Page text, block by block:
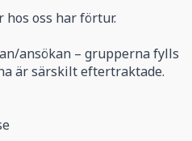
hos oss har förtur.
ansökan – grupperna fylls
är särskilt eftertraktade.